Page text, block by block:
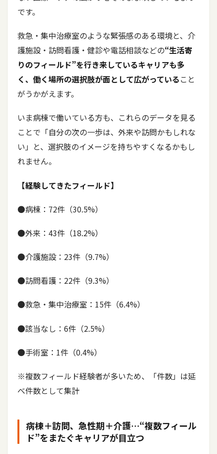
です。
救急・集中治療室のような緊張感のある環境と、介
護施設・訪問看護・健診や電話相談などの“生活寄
りのフィールド”を行き来しているキャリアも多
く、働く場所の選択肢が面として広がっている こと
がうかがえます。
いま病棟で働いている方も、これらのデータを見る
ことで「自分の次の一歩は、外来や訪問かもしれな
い」と、選択肢のイメージを持ちやすくなるかもし
れません。
【経験してきたフィールド】
●病棟：72件（30.5%）
●外来：43件（18.2%）
●介護施設：23件（9.7%）
●訪問看護：22件（9.3%）
●救急・集中治療室：15件（6.4%）
●該当なし：6件（2.5%）
●手術室：1件（0.4%）
※複数フィールド経験者が多いため、「件数」は延
べ件数として集計
病棟＋訪問、急性期＋介護…“複数フィール
ド”をまたぐキャリアが目立つ